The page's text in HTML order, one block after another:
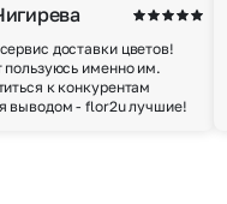
доставки цветов!
именно им.
к конкурентам
выводом - flor2u лучшие!